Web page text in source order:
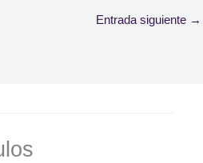
Entrada siguiente →